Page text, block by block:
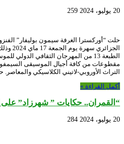
20 يوليو، 2024 259
حلت “أوركسترا الغرفة سيمون بوليفار”
الطبعة 13 من المهرجان الثقافي
مقطوعات من كافة أجيال الموسيقى
التراث الأوروبي-لاتيني الكلاسيكي
أكمل القراءة »
“القمران.. حكايات ” شهرزاد”
20 يوليو، 2024 284